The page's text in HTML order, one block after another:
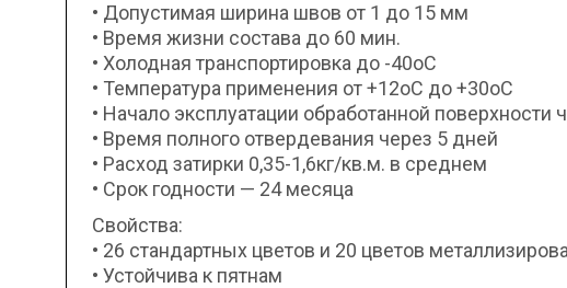
• Допустимая ширина швов от 1 до 15 мм
• Время жизни состава до 60 мин.
• Холодная транспортировка до -40оС
• Температура применения от +12оС до +30оС
• Начало эксплуатации обработанной поверхности
• Время полного отвердевания через 5 дней
• Расход затирки 0,35-1,6кг/кв.м. в среднем
• Срок годности — 24 месяца
Свойства:
• 26 стандартных цветов и 20 цветов
• Устойчива к пятнам